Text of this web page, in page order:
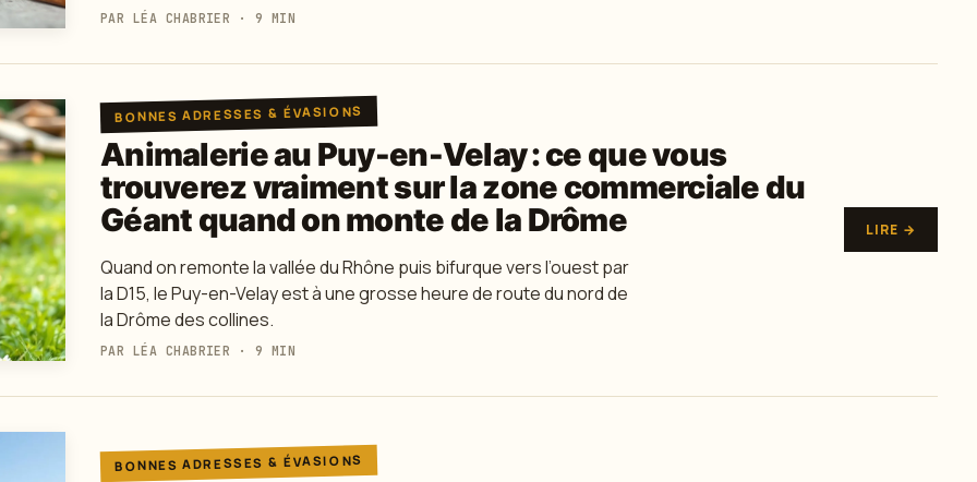
PAR LÉA CHABRIER · 9 MIN
BONNES ADRESSES & ÉVASIONS
Animalerie au Puy-en-Velay : ce que vous
trouverez vraiment sur la zone commerciale du
Géant quand on monte de la Drôme
Quand on remonte la vallée du Rhône puis bifurque vers l’ouest par
la D15, le Puy-en-Velay est à une grosse heure de route du nord de
la Drôme des collines.
PAR LÉA CHABRIER · 9 MIN
LIRE →
BONNES ADRESSES & ÉVASIONS